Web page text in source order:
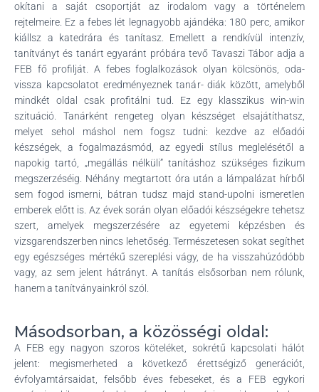
okítani a saját csoportját az irodalom vagy a történelem
rejtelmeire. Ez a febes lét legnagyobb ajándéka: 180 perc, amikor
kiállsz a katedrára és tanítasz. Emellett a rendkívül intenzív,
tanítványt és tanárt egyaránt próbára tevő Tavaszi Tábor adja a
FEB fő profilját. A febes foglalkozások olyan kölcsönös, oda-
vissza kapcsolatot eredményeznek tanár- diák között, amelyből
mindkét oldal csak profitálni tud. Ez egy klasszikus win-win
szituáció. Tanárként rengeteg olyan készséget elsajátíthatsz,
melyet sehol máshol nem fogsz tudni: kezdve az előadói
készségek, a fogalmazásmód, az egyedi stílus meglelésétől a
napokig tartó, „megállás nélküli” tanításhoz szükséges fizikum
megszerzéséig. Néhány megtartott óra után a lámpalázat hírből
sem fogod ismerni, bátran tudsz majd stand-upolni ismeretlen
emberek előtt is. Az évek során olyan előadói készségekre tehetsz
szert, amelyek megszerzésére az egyetemi képzésben és
vizsgarendszerben nincs lehetőség. Természetesen sokat segíthet
egy egészséges mértékű szereplési vágy, de ha visszahúzódóbb
vagy, az sem jelent hátrányt. A tanítás elsősorban nem rólunk,
hanem a tanítványainkról szól.
Másodsorban, a közösségi oldal:
A FEB egy nagyon szoros köteléket, sokrétű kapcsolati hálót
jelent: megismerheted a következő érettségiző generációt,
évfolyamtársaidat, felsőbb éves febeseket, és a FEB egykori